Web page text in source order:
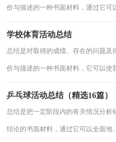
价与描述的一种书面材料，通过它可
学校体育活动总结
总结是对取得的成绩、存在的问题
价与描述的一种书面材料，它可以使
乒乓球活动总结（精选16篇）
总结是把一定阶段内的有关情况分析
结论的书面材料，通过它可以全面